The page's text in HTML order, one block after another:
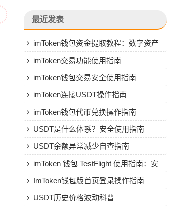
最近发表
imToken钱包资金提取教程：数字资产
转人民币操作指南
imToken交易功能使用指南
imToken钱包交易安全使用指南
imToken连接USDT操作指南
imToken钱包代币兑换操作指南
USDT是什么体系？安全使用指南
USDT余额异常减少自查指南
imToken 钱包 TestFlight 使用指南：安
全安装与风险防范
ImToken钱包版首页登录操作指南
USDT历史价格波动科普